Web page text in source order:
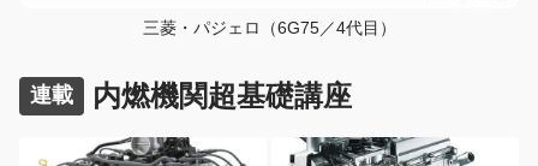
三菱・パジェロ（6G75／4代目）
連載 内燃機関超基礎講座